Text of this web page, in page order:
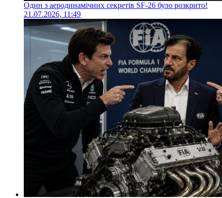
Один з аеродинамічних секретів SF-26 було розкрито!
21.07.2026, 11:49